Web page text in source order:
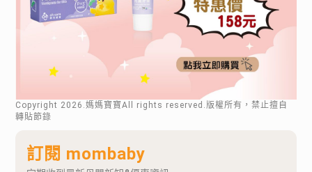
Copyright 2026 .媽媽寶寶All rights reserved.版權所有，禁止擅自
轉貼節錄
訂閱 mombaby